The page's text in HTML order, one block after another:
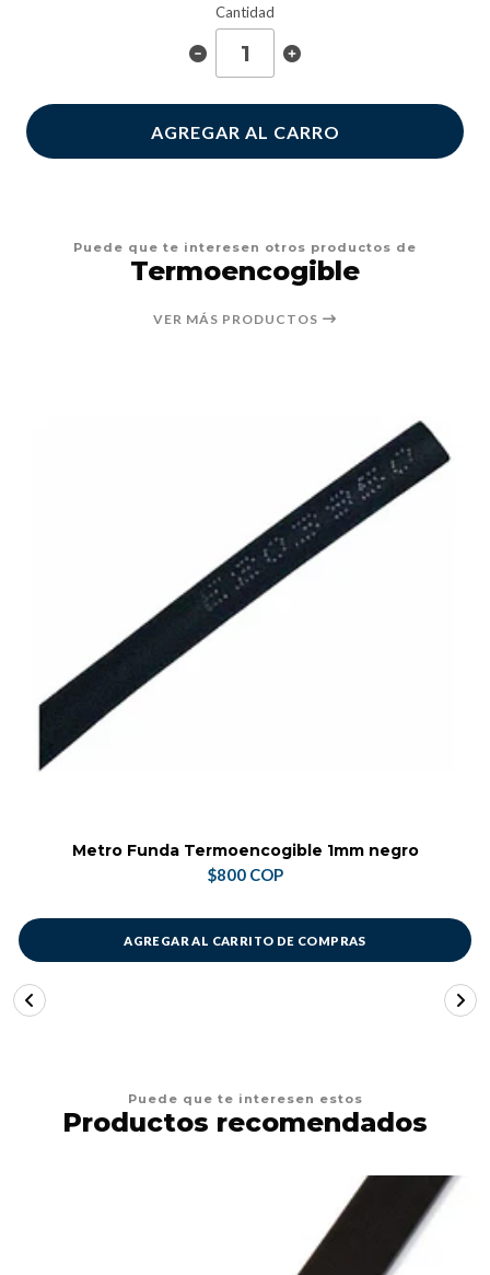
Cantidad
AGREGAR AL CARRO
Puede que te interesen otros productos de
Termoencogible
VER MÁS PRODUCTOS
Metro Funda Termoencogible 1mm negro
$800 COP
AGREGAR AL CARRITO DE COMPRAS
Puede que te interesen estos
Productos recomendados